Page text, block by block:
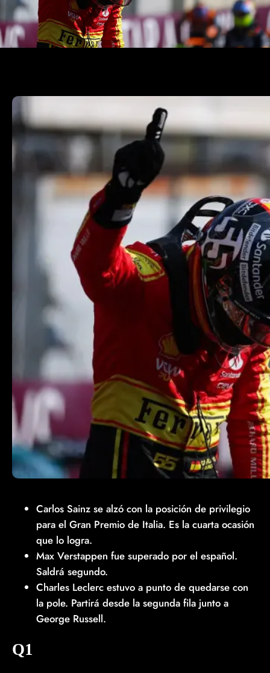
Carlos Sainz se alzó con la posición de privilegio
para el Gran Premio de Italia. Es la cuarta ocasión
que lo logra.
Max Verstappen fue superado por el español.
Saldrá segundo.
Charles Leclerc estuvo a punto de quedarse con
la pole. Partirá desde la segunda fila junto a
George Russell.
Q1